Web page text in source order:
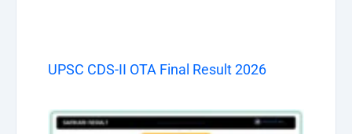
UPSC CDS-II OTA Final Result 2026